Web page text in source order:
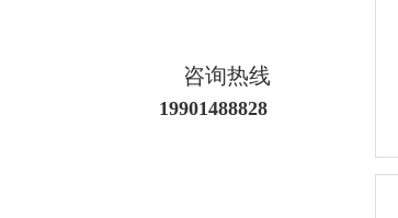
咨询热线
19901488828